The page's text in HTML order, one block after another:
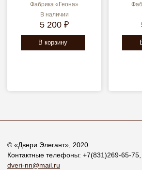
Фабрика «Геона»
В наличии
5 200 ₽
В корзину
© «Двери Элегант», 2020
Контактные телефоны: +7(831)269-65-75
dveri-nn@mail.ru